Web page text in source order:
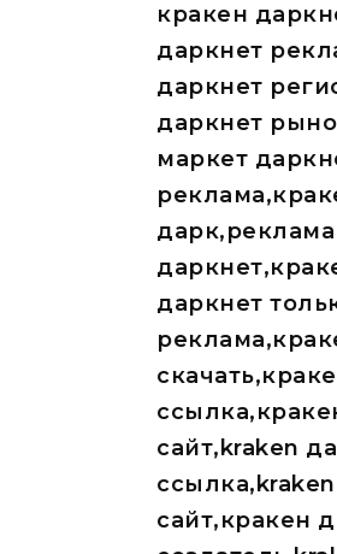
кракен
даркнет
даркнет
даркнет
маркет
даркнет
сайт,kraken
сайт,кракен